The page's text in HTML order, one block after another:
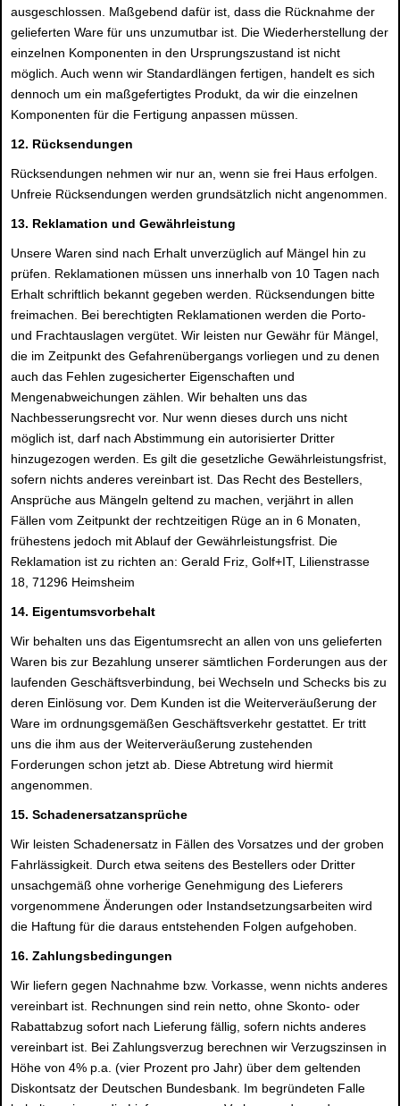
ausgeschlossen. Maßgebend dafür ist, dass die Rücknahme der
gelieferten Ware für uns unzumutbar ist. Die Wiederherstellung der
einzelnen Komponenten in den Ursprungszustand ist nicht
möglich. Auch wenn wir Standardlängen fertigen, handelt es sich
dennoch um ein maßgefertigtes Produkt, da wir die einzelnen
Komponenten für die Fertigung anpassen müssen.
12. Rücksendungen
Rücksendungen nehmen wir nur an, wenn sie frei Haus erfolgen.
Unfreie Rücksendungen werden grundsätzlich nicht angenommen.
13. Reklamation und Gewährleistung
Unsere Waren sind nach Erhalt unverzüglich auf Mängel hin zu
prüfen. Reklamationen müssen uns innerhalb von 10 Tagen nach
Erhalt schriftlich bekannt gegeben werden. Rücksendungen bitte
freimachen. Bei berechtigten Reklamationen werden die Porto-
und Frachtauslagen vergütet. Wir leisten nur Gewähr für Mängel,
die im Zeitpunkt des Gefahrenübergangs vorliegen und zu denen
auch das Fehlen zugesicherter Eigenschaften und
Mengenabweichungen zählen. Wir behalten uns das
Nachbesserungsrecht vor. Nur wenn dieses durch uns nicht
möglich ist, darf nach Abstimmung ein autorisierter Dritter
hinzugezogen werden. Es gilt die gesetzliche Gewährleistungsfrist,
sofern nichts anderes vereinbart ist. Das Recht des Bestellers,
Ansprüche aus Mängeln geltend zu machen, verjährt in allen
Fällen vom Zeitpunkt der rechtzeitigen Rüge an in 6 Monaten,
frühestens jedoch mit Ablauf der Gewährleistungsfrist. Die
Reklamation ist zu richten an: Gerald Friz, Golf+IT, Lilienstrasse
18, 71296 Heimsheim
14. Eigentumsvorbehalt
Wir behalten uns das Eigentumsrecht an allen von uns gelieferten
Waren bis zur Bezahlung unserer sämtlichen Forderungen aus der
laufenden Geschäftsverbindung, bei Wechseln und Schecks bis zu
deren Einlösung vor. Dem Kunden ist die Weiterveräußerung der
Ware im ordnungsgemäßen Geschäftsverkehr gestattet. Er tritt
uns die ihm aus der Weiterveräußerung zustehenden
Forderungen schon jetzt ab. Diese Abtretung wird hiermit
angenommen.
15. Schadenersatzansprüche
Wir leisten Schadenersatz in Fällen des Vorsatzes und der groben
Fahrlässigkeit. Durch etwa seitens des Bestellers oder Dritter
unsachgemäß ohne vorherige Genehmigung des Lieferers
vorgenommene Änderungen oder Instandsetzungsarbeiten wird
die Haftung für die daraus entstehenden Folgen aufgehoben.
16. Zahlungsbedingungen
Wir liefern gegen Nachnahme bzw. Vorkasse, wenn nichts anderes
vereinbart ist. Rechnungen sind rein netto, ohne Skonto- oder
Rabattabzug sofort nach Lieferung fällig, sofern nichts anderes
vereinbart ist. Bei Zahlungsverzug berechnen wir Verzugszinsen in
Höhe von 4% p.a. (vier Prozent pro Jahr) über dem geltenden
Diskontsatz der Deutschen Bundesbank. Im begründeten Falle